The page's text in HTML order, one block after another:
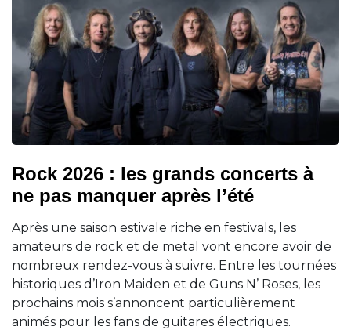
Rock 2026 : les grands concerts à
ne pas manquer après l’été
Après une saison estivale riche en festivals, les
amateurs de rock et de metal vont encore avoir de
nombreux rendez-vous à suivre. Entre les tournées
historiques d’Iron Maiden et de Guns N’ Roses, les
prochains mois s’annoncent particulièrement
animés pour les fans de guitares électriques.